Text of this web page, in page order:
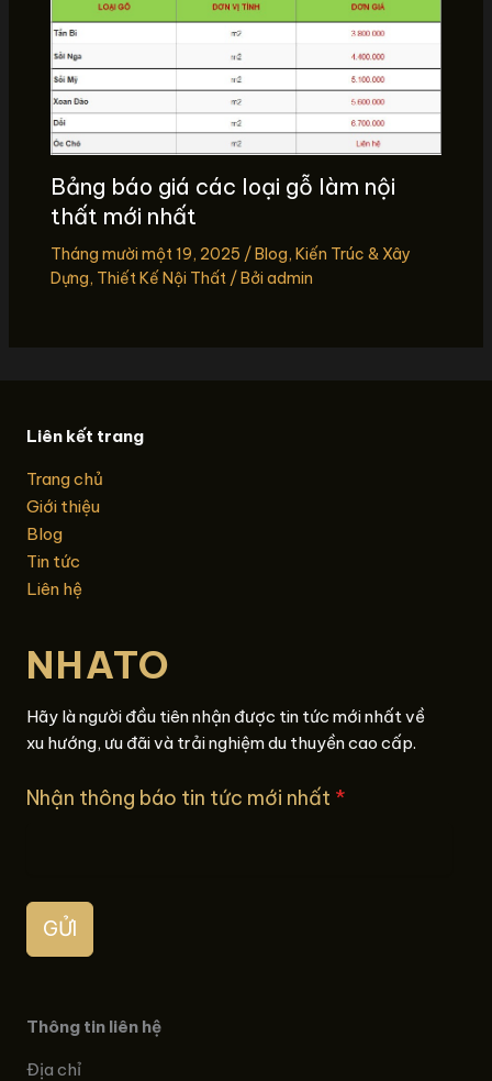
Bảng báo giá các loại gỗ làm nội
thất mới nhất
Tháng mười một 19, 2025 /Blog, Kiến Trúc & Xây
Dựng, Thiết Kế Nội Thất/ Bởi admin
Liên kết trang
Trang chủ
Giới thiệu
Blog
Tin tức
Liên hệ
NHATO
Hãy là người đầu tiên nhận được tin tức mới nhất về
xu hướng, ưu đãi và trải nghiệm du thuyền cao cấp.
Nhận thông báo tin tức mới nhất *
GỬI
Thông tin liên hệ
Địa chỉ